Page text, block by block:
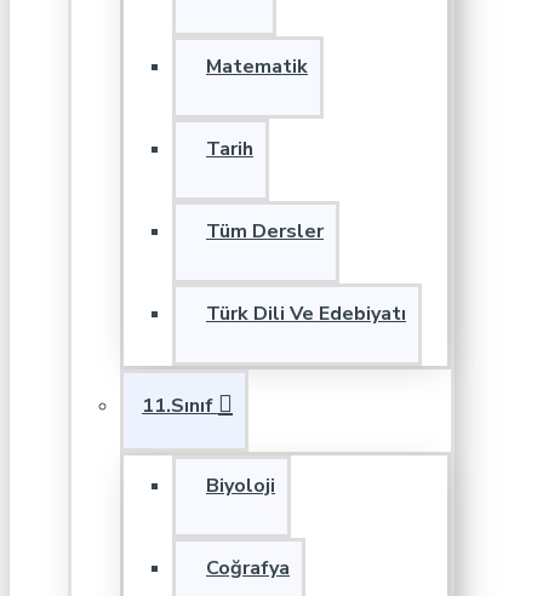
Matematik
Tarih
Tüm Dersler
Türk Dili Ve Edebiyatı
11.Sınıf
Biyoloji
Coğrafya